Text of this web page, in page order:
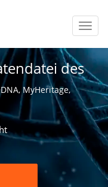
des
MyHeritage,